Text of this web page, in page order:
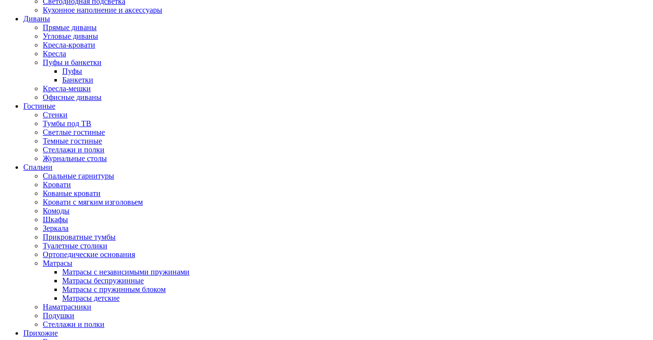
Кухонное наполнение и аксессуары
Диваны
Прямые диваны
Угловые диваны
Кресла-кровати
Кресла
Пуфы и банкетки
Пуфы
Банкетки
Кресла-мешки
Офисные диваны
Гостиные
Стенки
Тумбы под ТВ
Светлые гостиные
Темные гостиные
Стеллажи и полки
Журнальные столы
Спальни
Спальные гарнитуры
Кровати
Кованые кровати
Кровати с мягким изголовьем
Комоды
Шкафы
Зеркала
Прикроватные тумбы
Туалетные столики
Ортопедические основания
Матрасы
Матрасы с независимыми пружинами
Матрасы беспружинные
Матрасы с пружинным блоком
Матрасы детские
Наматрасники
Подушки
Стеллажи и полки
Прихожие